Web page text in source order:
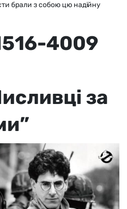
брали з собою цю надійну
4009
за